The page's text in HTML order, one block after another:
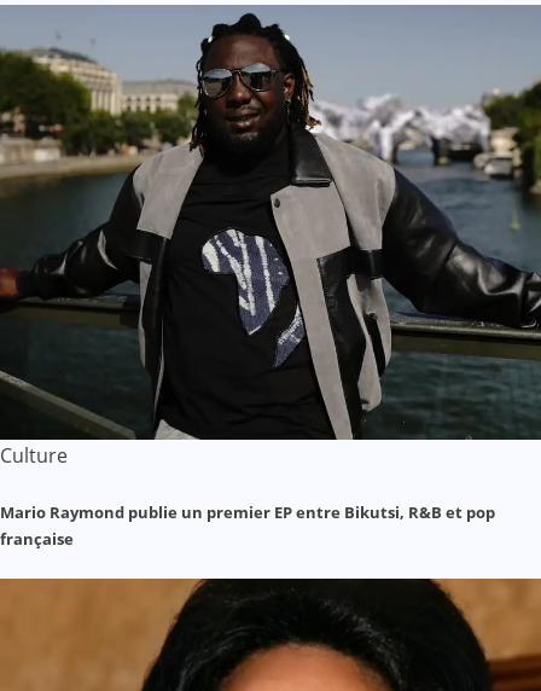
Culture
Mario Raymond publie un premier EP entre Bikutsi, R&B et pop
française